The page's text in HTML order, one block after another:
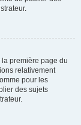
première page du
relativement
pour les
des sujets